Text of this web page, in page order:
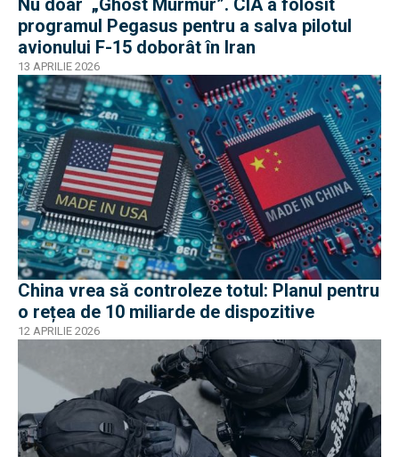
Nu doar „Ghost Murmur”. CIA a folosit
programul Pegasus pentru a salva pilotul
avionului F-15 doborât în Iran
13 APRILIE 2026
China vrea să controleze totul: Planul pentru
o rețea de 10 miliarde de dispozitive
12 APRILIE 2026